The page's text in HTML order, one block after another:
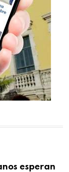
esperan